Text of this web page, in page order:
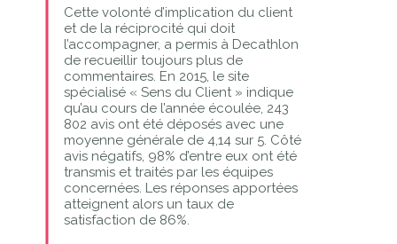
Cette volonté d’implication du client
et de la réciprocité qui doit
l’accompagner, a permis à Decathlon
de recueillir toujours plus de
commentaires. En 2015, le site
spécialisé « Sens du Client » indique
qu’au cours de l’année écoulée, 243
802 avis ont été déposés avec une
moyenne générale de 4,14 sur 5. Côté
avis négatifs, 98% d’entre eux ont été
transmis et traités par les équipes
concernées. Les réponses apportées
atteignent alors un taux de
satisfaction de 86%.